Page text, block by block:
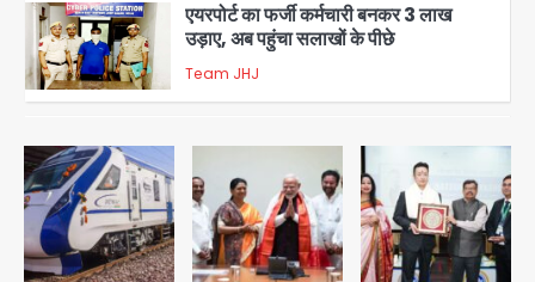
5
एयरपोर्ट का फर्जी कर्मचारी बनकर 3 लाख
उड़ाए, अब पहुंचा सलाखों के पीछे
Team JHJ
1
Noida Sector-49: सेक्टर-49 में 18
साल की मेड ने की खुदकुशी, शरीर पर नहीं मिली
कोई बाहरी
Avinash Kumar
Rahul Gandhi’s Prayagraj